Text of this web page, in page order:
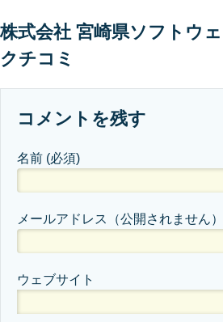
株式会社 宮崎県ソフトウ
クチコミ
コメントを残す
名前 (必須)
メールアドレス（公開されません）
ウェブサイト